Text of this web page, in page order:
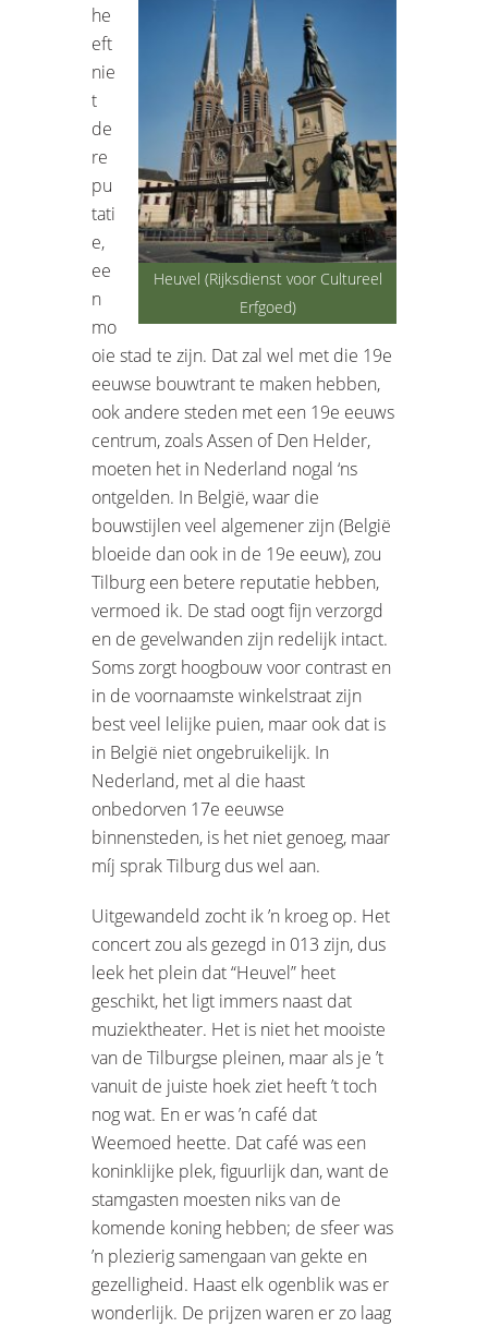
Heuvel (Rijksdienst voor Cultureel
Erfgoed)
he
eft
nie
t
de
re
pu
tati
e,
ee
n
mo
oie stad te zijn. Dat zal wel met die 19e
eeuwse bouwtrant te maken hebben,
ook andere steden met een 19e eeuws
centrum, zoals Assen of Den Helder,
moeten het in Nederland nogal ‘ns
ontgelden. In België, waar die
bouwstijlen veel algemener zijn (België
bloeide dan ook in de 19e eeuw), zou
Tilburg een betere reputatie hebben,
vermoed ik. De stad oogt fijn verzorgd
en de gevelwanden zijn redelijk intact.
Soms zorgt hoogbouw voor contrast en
in de voornaamste winkelstraat zijn
best veel lelijke puien, maar ook dat is
in België niet ongebruikelijk. In
Nederland, met al die haast
onbedorven 17e eeuwse
binnensteden, is het niet genoeg, maar
míj sprak Tilburg dus wel aan.
Uitgewandeld zocht ik ’n kroeg op. Het
concert zou als gezegd in 013 zijn, dus
leek het plein dat “Heuvel” heet
geschikt, het ligt immers naast dat
muziektheater. Het is niet het mooiste
van de Tilburgse pleinen, maar als je ’t
vanuit de juiste hoek ziet heeft ’t toch
nog wat. En er was ’n café dat
Weemoed heette. Dat café was een
koninklijke plek, figuurlijk dan, want de
stamgasten moesten niks van de
komende koning hebben; de sfeer was
’n plezierig samengaan van gekte en
gezelligheid. Haast elk ogenblik was er
wonderlijk. De prijzen waren er zo laag